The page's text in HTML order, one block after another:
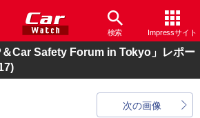
検索 Impressサイト
Car Safety Forum in Tokyo」レポー
次の画像